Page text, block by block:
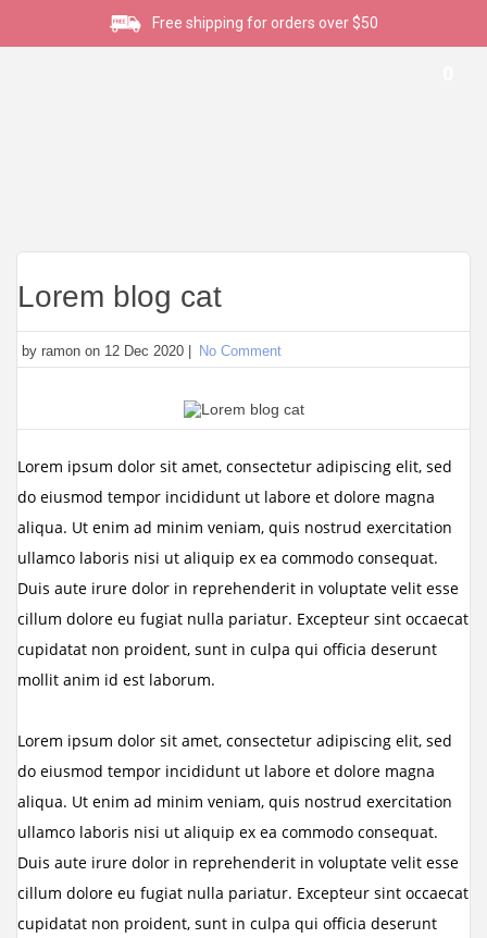
Free shipping for orders over $50
Lorem blog cat
by ramon on 12 Dec 2020 | No Comment
Lorem ipsum dolor sit amet, consectetur adipiscing elit, sed
do eiusmod tempor incididunt ut labore et dolore magna
aliqua. Ut enim ad minim veniam, quis nostrud exercitation
ullamco laboris nisi ut aliquip ex ea commodo consequat.
Duis aute irure dolor in reprehenderit in voluptate velit esse
cillum dolore eu fugiat nulla pariatur. Excepteur sint occaecat
cupidatat non proident, sunt in culpa qui officia deserunt
mollit anim id est laborum.
Lorem ipsum dolor sit amet, consectetur adipiscing elit, sed
do eiusmod tempor incididunt ut labore et dolore magna
aliqua. Ut enim ad minim veniam, quis nostrud exercitation
ullamco laboris nisi ut aliquip ex ea commodo consequat.
Duis aute irure dolor in reprehenderit in voluptate velit esse
cillum dolore eu fugiat nulla pariatur. Excepteur sint occaecat
cupidatat non proident, sunt in culpa qui officia deserunt